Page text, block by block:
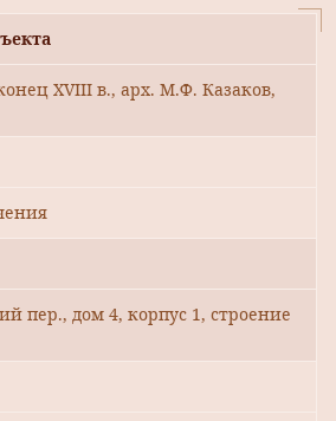
XVIII в., арх. М.Ф. Казаков,
пер., дом 4, корпус 1, строение